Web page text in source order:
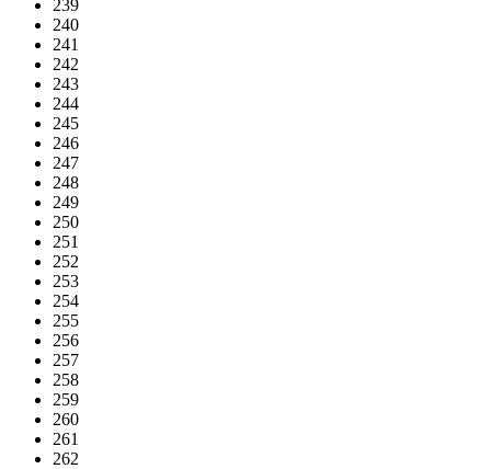
239
240
241
242
243
244
245
246
247
248
249
250
251
252
253
254
255
256
257
258
259
260
261
262